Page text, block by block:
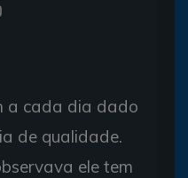
a cada dia dado
de qualidade.
ele tem